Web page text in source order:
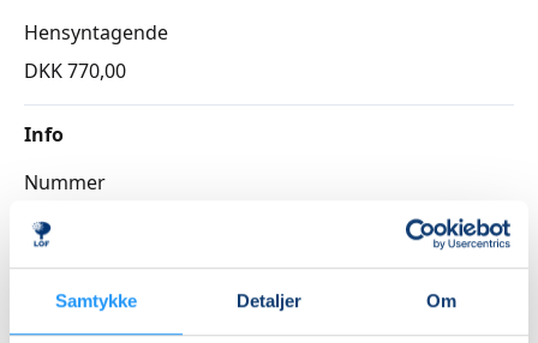
Samtykke Detaljer Om
Hensyntagende
DKK 770,00
Info
Nummer
3262120
torsdag 20.08.2026, kl. 10.00 - 11.15
Sidste mødegang